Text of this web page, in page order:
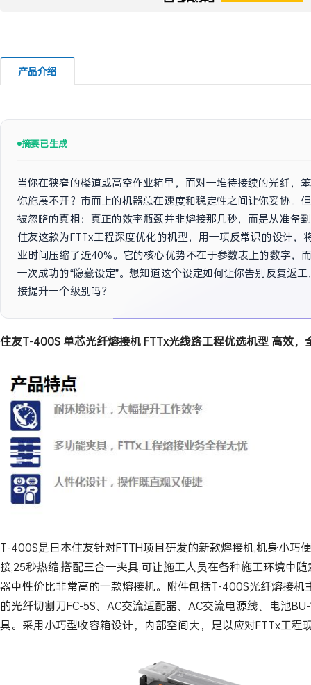
产品介绍
摘要已生成
当你在狭窄的楼道或高空作业箱里，面对一堆待接续的光纤，
你施展不开？市面上的机器总在速度和稳定性之间让你妥协。
被忽略的真相：真正的效率瓶颈并非熔接那几秒，而是从准备
住友这款为FTTx工程深度优化的机型，用一项反常识的设计，
业时间压缩了近40%。它的核心优势不在于参数表上的数字，
一次成功的“隐藏设定”。想知道这个设定如何让你告别反复返
接提升一个级别吗？
住友T-400S 单芯光纤熔接机 FTTx光线路工程优选机型 高效，
T-400S是日本住友针对FTTH项目研发的新款熔接机,机身小巧
接,25秒热缩,搭配三合一夹具,可让施工人员在各种施工环境中
器中性价比非常高的一款熔接机。附件包括T-400S光纤熔接机
的光纤切割刀FC-5S、AC交流适配器、AC交流电源线、电池
具。采用小巧型收容箱设计，内部空间大，足以应对FTTx工程